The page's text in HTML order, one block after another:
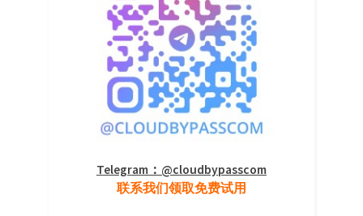
Telegram：@cloudbypasscom
联系我们领取免费试用